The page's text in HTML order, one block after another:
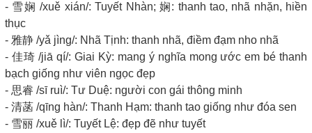
- 雪娴 /xuě xián/: Tuyết Nhàn; 娴: thanh tao, nhã nhặn, hiền
thục
- 雅静 /yǎ jìng/: Nhã Tịnh: thanh nhã, điềm đạm nho nhã
- 佳琦 /jiā qí/: Giai Kỳ: mang ý nghĩa mong ước em bé thanh
bạch giống như viên ngọc đẹp
- 思睿 /sī ruì/: Tư Duệ: người con gái thông minh
- 清菡 /qīng hàn/: Thanh Hạm: thanh tao giống như đóa sen
- 雪丽 /xuě lì/: Tuyết Lệ: đẹp đẽ như tuyết